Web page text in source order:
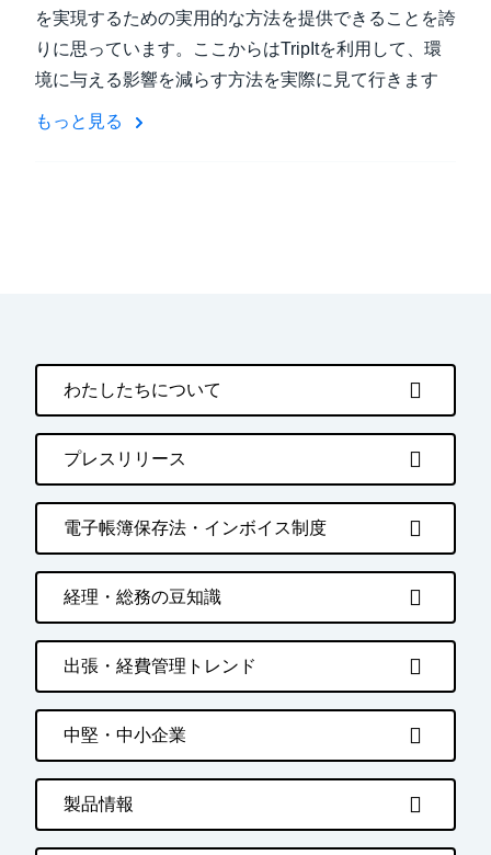
を実現するための実用的な方法を提供できることを誇
りに思っています。ここからはTripItを利用して、環
境に与える影響を減らす方法を実際に見て行きます
もっと見る
わたしたちについて
プレスリリース
電子帳簿保存法・インボイス制度
経理・総務の豆知識
出張・経費管理トレンド
中堅・中小企業
製品情報